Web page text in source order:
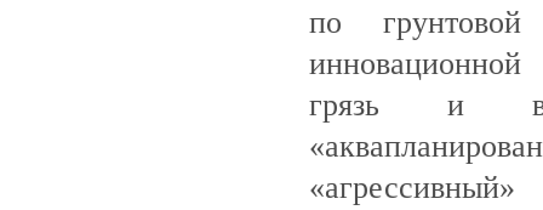
по грунтовой
инновационной
грязь и